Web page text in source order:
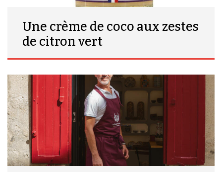
Une crème de coco aux zestes
de citron vert